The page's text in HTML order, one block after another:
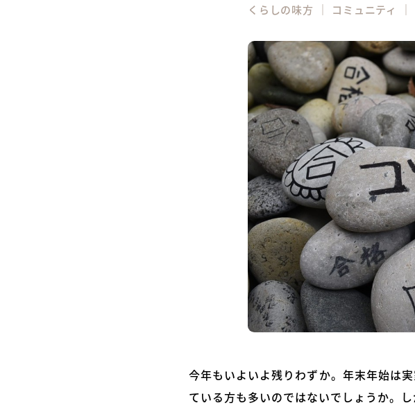
くらしの味方 ｜ コミュニティ ｜
今年もいよいよ残りわずか。年末年始は
ている方も多いのではないでしょうか。